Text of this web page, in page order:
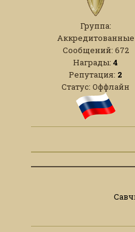
Группа:
Аккредитованные
Сообщений: 672
Награды: 4
Репутация: 2
Статус: Оффлайн